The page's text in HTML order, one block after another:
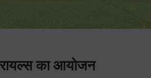
का आयोजन